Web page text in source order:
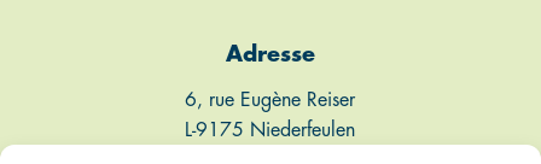
Adresse
6, rue Eugène Reiser
L-9175 Niederfeulen